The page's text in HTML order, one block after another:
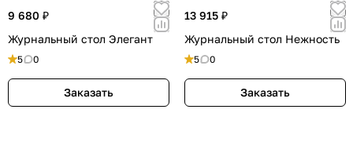
9 680 ₽
Журнальный стол Элегант
5 0
Заказать
13 915 ₽
Журнальный стол Нежность
5 0
Заказать